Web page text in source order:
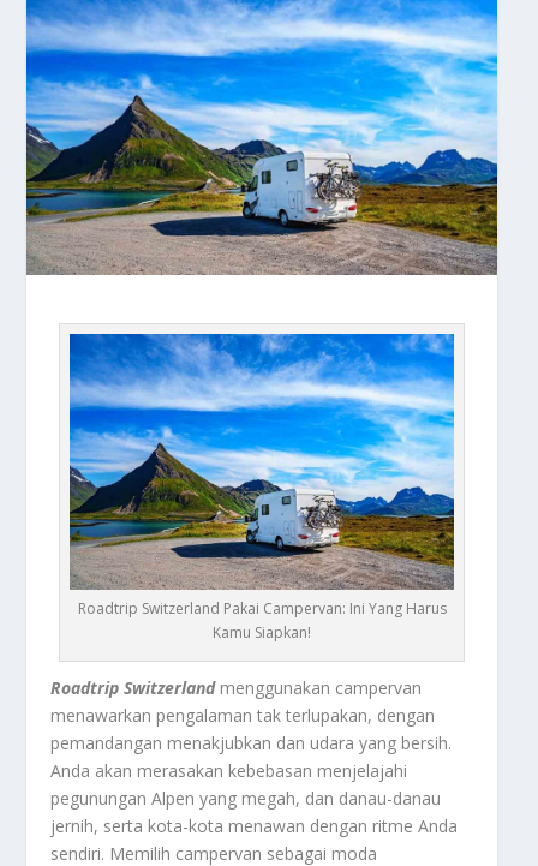
Roadtrip Switzerland Pakai Campervan: Ini Yang Harus
Kamu Siapkan!
Roadtrip Switzerlandmenggunakan campervan
menawarkan pengalaman tak terlupakan, dengan
pemandangan menakjubkan dan udara yang bersih.
Anda akan merasakan kebebasan menjelajahi
pegunungan Alpen yang megah, dan danau-danau
jernih, serta kota-kota menawan dengan ritme Anda
sendiri. Memilih campervan sebagai moda